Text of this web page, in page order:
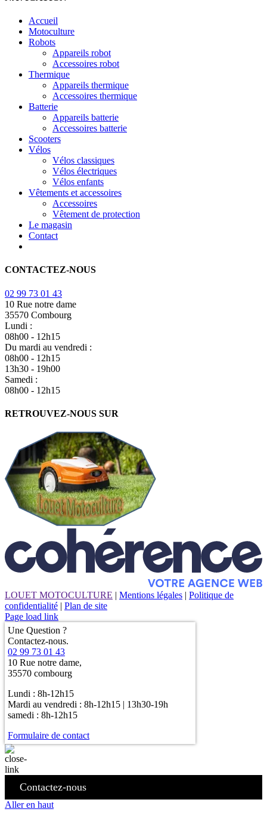
Accueil
Motoculture
Robots
Appareils robot
Accessoires robot
Thermique
Appareils thermique
Accessoires thermique
Batterie
Appareils batterie
Accessoires batterie
Scooters
Vélos
Vélos classiques
Vélos électriques
Vélos enfants
Vêtements et accessoires
Accessoires
Vêtement de protection
Le magasin
Contact
CONTACTEZ-NOUS
02 99 73 01 43
10 Rue notre dame
35570 Combourg
Lundi :
08h00 - 12h15
Du mardi au vendredi :
08h00 - 12h15
13h30 - 19h00
Samedi :
08h00 - 12h15
RETROUVEZ-NOUS SUR
LOUET MOTOCULTURE | Mentions légales | Politique de
confidentialité | Plan de site
Page load link
Une Question ?
Contactez-nous.
02 99 73 01 43
10 Rue notre dame,
35570 combourg
Lundi : 8h-12h15
Mardi au vendredi : 8h-12h15 | 13h30-19h
samedi : 8h-12h15
Formulaire de contact
Contactez-nous
Aller en haut